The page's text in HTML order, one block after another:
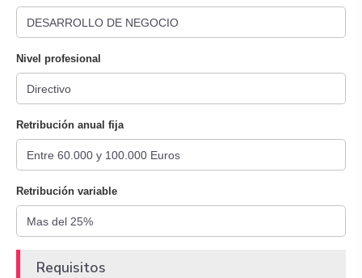
Nivel profesional
Retribución anual fija
Retribución variable
Requisitos